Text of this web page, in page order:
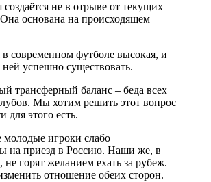
создаётся не в отрыве от текущих
Она основана на происходящем
современном футболе высокая, и
успешно существовать.
трансферный баланс – беда всех
Мы хотим решить этот вопрос
для этого есть.
игроки слабо
на приезд в Россию. Наши же, в
не горят желанием ехать за рубеж.
отношение обеих сторон.